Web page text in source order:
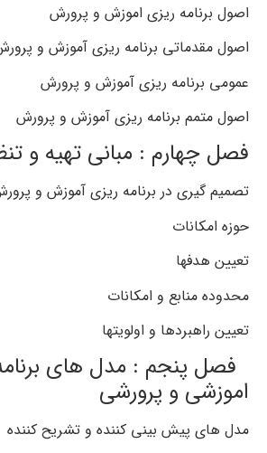
اصول برنامه ریزی اموزش و پرورش
اصول مقدماتی برنامه ریزی آموزش و
عمومی برنامه ریزی آموزش و پرورش
اصول متمم برنامه ریزی آموزش و پرورش
فصل چهارم : مبانی تهیه و
تصمیم گیری در برنامه ریزی آموزش و
حوزه امکانات
تعیین هدفها
محدوده منابع و امکانات
تعیین راهبردها و اولویتها
فصل پنجم : مدل های
اموزشی و پرورشی
مدل های پیش بینی کننده و تشریح کننده